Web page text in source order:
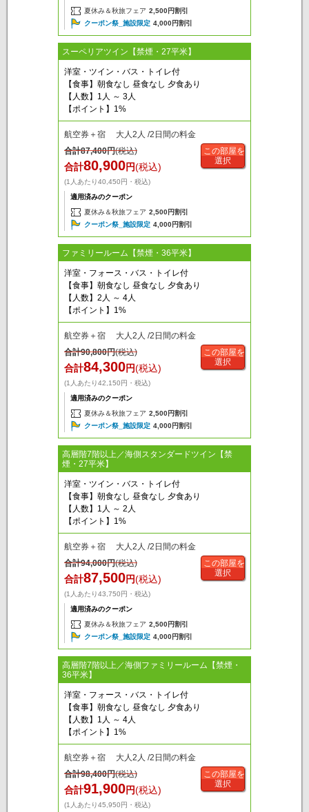
夏休み＆秋旅フェア 2,500円割引
クーポン祭_施設限定 4,000円割引
スーペリアツイン【禁煙・27平米】
洋室・ツイン・バス・トイレ付
【食事】朝食なし 昼食なし 夕食あり
【人数】1人 ～ 3人
【ポイント】1%
航空券＋宿 大人2人 /2日間の料金
合計87,400円(税込)
合計80,900円(税込)
(1人あたり40,450円・税込)
適用済みのクーポン
夏休み＆秋旅フェア 2,500円割引
クーポン祭_施設限定 4,000円割引
この部屋を
選択
ファミリールーム【禁煙・36平米】
洋室・フォース・バス・トイレ付
【食事】朝食なし 昼食なし 夕食あり
【人数】2人 ～ 4人
【ポイント】1%
航空券＋宿 大人2人 /2日間の料金
合計90,800円(税込)
合計84,300円(税込)
(1人あたり42,150円・税込)
適用済みのクーポン
夏休み＆秋旅フェア 2,500円割引
クーポン祭_施設限定 4,000円割引
この部屋を
選択
高層階7階以上／海側スタンダードツイン【禁
煙・27平米】
洋室・ツイン・バス・トイレ付
【食事】朝食なし 昼食なし 夕食あり
【人数】1人 ～ 2人
【ポイント】1%
航空券＋宿 大人2人 /2日間の料金
合計94,000円(税込)
合計87,500円(税込)
(1人あたり43,750円・税込)
適用済みのクーポン
夏休み＆秋旅フェア 2,500円割引
クーポン祭_施設限定 4,000円割引
この部屋を
選択
高層階7階以上／海側ファミリールーム【禁煙・
36平米】
洋室・フォース・バス・トイレ付
【食事】朝食なし 昼食なし 夕食あり
【人数】1人 ～ 4人
【ポイント】1%
航空券＋宿 大人2人 /2日間の料金
合計98,400円(税込)
合計91,900円(税込)
(1人あたり45,950円・税込)
この部屋を
選択